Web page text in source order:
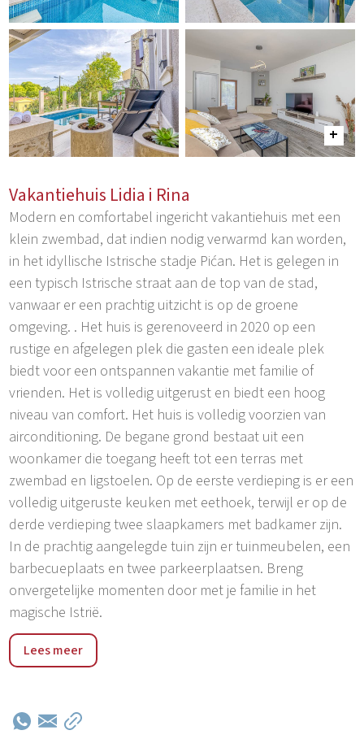
Vakantiehuis Lidia i Rina
Modern en comfortabel ingericht vakantiehuis met een
klein zwembad, dat indien nodig verwarmd kan worden,
in het idyllische Istrische stadje Pićan. Het is gelegen in
een typisch Istrische straat aan de top van de stad,
vanwaar er een prachtig uitzicht is op de groene
omgeving. . Het huis is gerenoveerd in 2020 op een
rustige en afgelegen plek die gasten een ideale plek
biedt voor een ontspannen vakantie met familie of
vrienden. Het is volledig uitgerust en biedt een hoog
niveau van comfort. Het huis is volledig voorzien van
airconditioning. De begane grond bestaat uit een
woonkamer die toegang heeft tot een terras met
zwembad en ligstoelen. Op de eerste verdieping is er een
volledig uitgeruste keuken met eethoek, terwijl er op de
derde verdieping twee slaapkamers met badkamer zijn.
In de prachtig aangelegde tuin zijn er tuinmeubelen, een
barbecueplaats en twee parkeerplaatsen. Breng
onvergetelijke momenten door met je familie in het
magische Istrië.
In het oostelijke deel van Istrië, op slechts 15 kilometer
van de zee, ligt het middeleeuwse stadje Pićan, een stad
hele jaar door creëren en wonen. Pićan ligt vlakbij de
Lees meer